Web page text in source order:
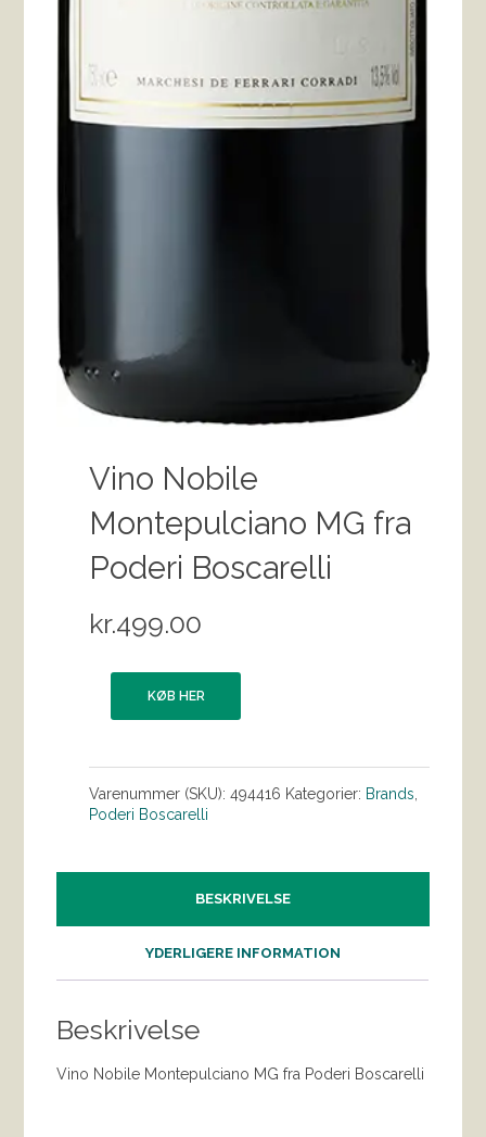
Vino Nobile
Montepulciano MG fra
Poderi Boscarelli
kr.499.00
KØB HER
Varenummer (SKU):494416 Kategorier: Brands,
Poderi Boscarelli
BESKRIVELSE
YDERLIGERE INFORMATION
Beskrivelse
Vino Nobile Montepulciano MG fra Poderi Boscarelli